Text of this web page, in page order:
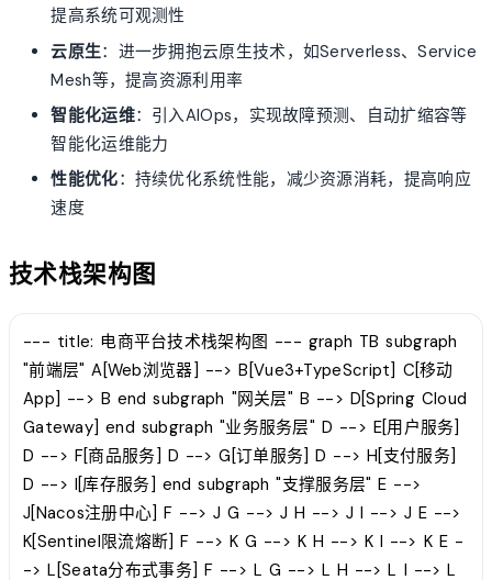
提高系统可观测性
云原生：进一步拥抱云原生技术，如Serverless、Service
Mesh等，提高资源利用率
智能化运维：引入AIOps，实现故障预测、自动扩缩容等
智能化运维能力
性能优化：持续优化系统性能，减少资源消耗，提高响应
速度
技术栈架构图
--- title: 电商平台技术栈架构图 --- graph TB subgraph
"前端层" A[Web浏览器] --> B[Vue3+TypeScript] C[移动
App] --> B end subgraph "网关层" B --> D[Spring Cloud
Gateway] end subgraph "业务服务层" D --> E[用户服务]
D --> F[商品服务] D --> G[订单服务] D --> H[支付服务]
D --> I[库存服务] end subgraph "支撑服务层" E -->
J[Nacos注册中心] F --> J G --> J H --> J I --> J E -->
K[Sentinel限流熔断] F --> K G --> K H --> K I --> K E -
-> L[Seata分布式事务] F --> L G --> L H --> L I --> L